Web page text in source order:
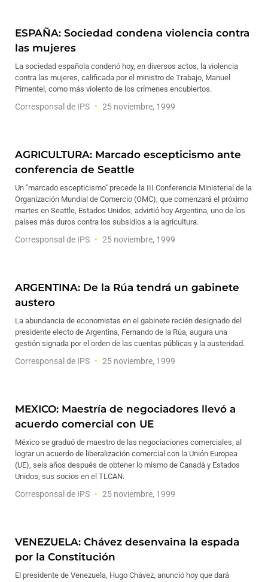
ESPAÑA: Sociedad condena violencia contra
las mujeres
La sociedad española condenó hoy, en diversos actos, la violencia
contra las mujeres, calificada por el ministro de Trabajo, Manuel
Pimentel, como más violento de los crímenes encubiertos.
Corresponsal de IPS 25 noviembre, 1999
AGRICULTURA: Marcado escepticismo ante
conferencia de Seattle
Un "marcado escepticismo" precede la III Conferencia Ministerial de la
Organización Mundial de Comercio (OMC), que comenzará el próximo
martes en Seattle, Estados Unidos, advirtió hoy Argentina, uno de los
países más duros contra los subsidios a la agricultura.
Corresponsal de IPS 25 noviembre, 1999
ARGENTINA: De la Rúa tendrá un gabinete
austero
La abundancia de economistas en el gabinete recién designado del
presidente electo de Argentina, Fernando de la Rúa, augura una
gestión signada por el orden de las cuentas públicas y la austeridad.
Corresponsal de IPS 25 noviembre, 1999
MEXICO: Maestría de negociadores llevó a
acuerdo comercial con UE
México se graduó de maestro de las negociaciones comerciales, al
lograr un acuerdo de liberalización comercial con la Unión Europea
(UE), seis años después de obtener lo mismo de Canadá y Estados
Unidos, sus socios en el TLCAN.
Corresponsal de IPS 25 noviembre, 1999
VENEZUELA: Chávez desenvaina la espada
por la Constitución
El presidente de Venezuela, Hugo Chávez, anunció hoy que dará